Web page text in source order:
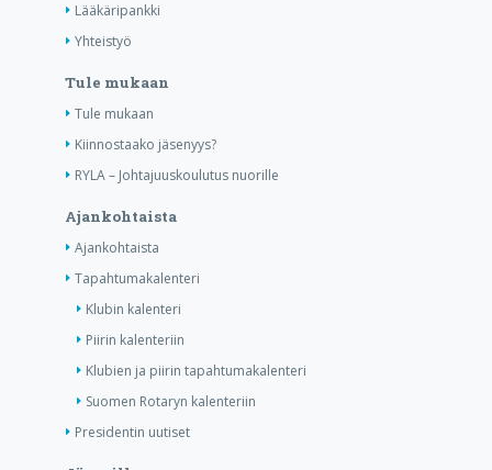
Lääkäripankki
Yhteistyö
Tule mukaan
Tule mukaan
Kiinnostaako jäsenyys?
RYLA – Johtajuuskoulutus nuorille
Ajankohtaista
Ajankohtaista
Tapahtumakalenteri
Klubin kalenteri
Piirin kalenteriin
Klubien ja piirin tapahtumakalenteri
Suomen Rotaryn kalenteriin
Presidentin uutiset